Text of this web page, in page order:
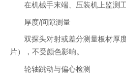
在机械手末端、压装机上监测
厚度/间隙测量
双探头对射或差分测量板材厚
片），不受颜色影响。
轮轴跳动与偏心检测